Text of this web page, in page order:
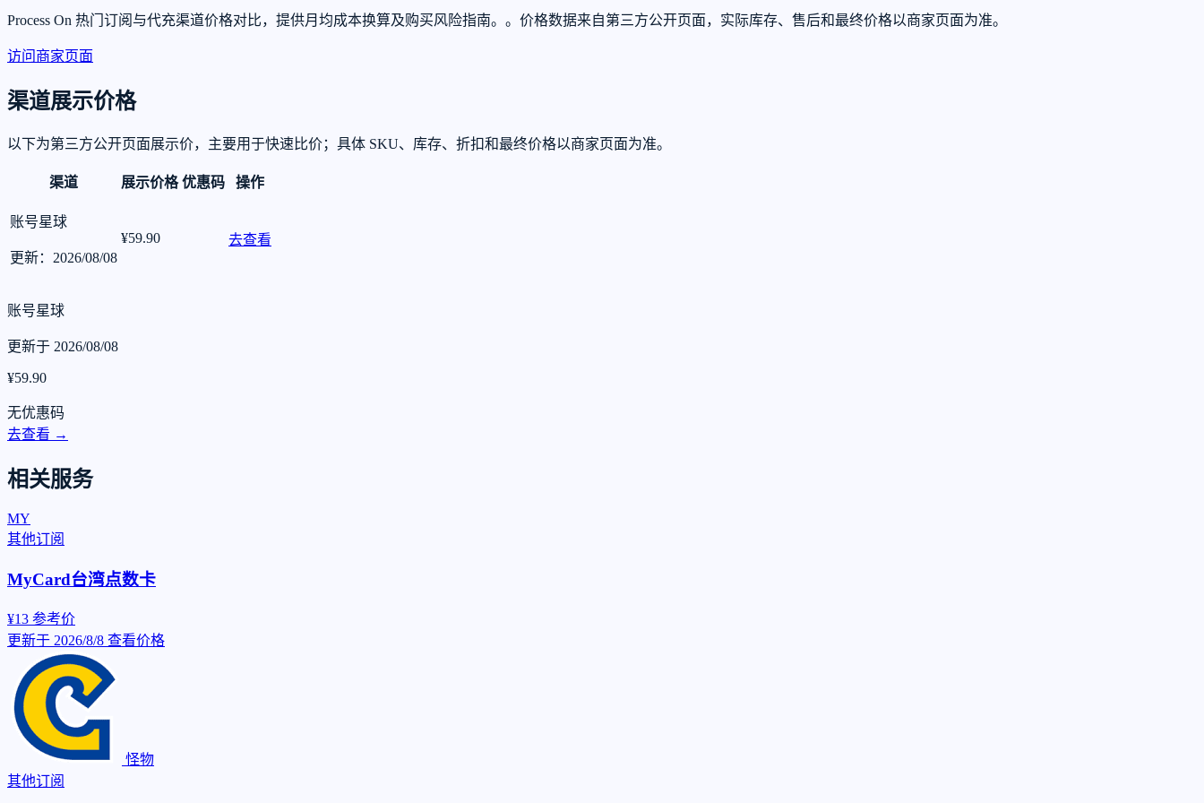
Process On 热门订阅与代充渠道价格对比，提供月均成本换算及购买风险指南。。价格数据来自第三方公开页面，实际库存、售后和最终价格以商家页面为准。
访问商家页面
渠道展示价格
以下为第三方公开页面展示价，主要用于快速比价；具体 SKU、库存、折扣和最终价格以商家页面为准。
渠道 展示价格 优惠码 操作
账号星球
更新：2026/08/08
¥59.90 去查看
账号星球
更新于 2026/08/08
¥59.90
无优惠码
去查看 →
相关服务
MY
其他订阅
MyCard台湾点数卡
¥13 参考价
更新于 2026/8/8 查看价格
怪物
其他订阅